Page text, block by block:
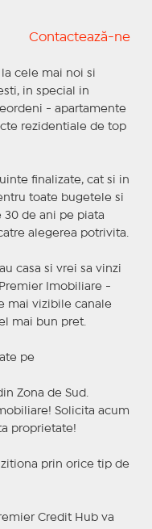
Contactează-ne
cele mai noi si
in special in
- apartamente
rezidentiale de top
finalizate, cat si in
toate bugetele si
30 de ani pe piata
alegerea potrivita.
casa si vrei sa vinzi
Imobiliare -
mai vizibile canale
mai bun pret.
pe
Zona de Sud.
Solicita acum
proprietate!
prin orice tip de
Credit Hub va